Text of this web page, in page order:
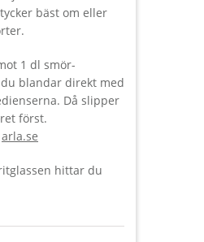
bäst om eller
1 dl smör-
blandar direkt med
Då slipper
först.
arla.se
hittar du